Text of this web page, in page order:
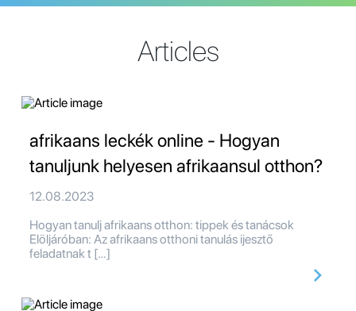
Articles
afrikaans leckék online - Hogyan
tanuljunk helyesen afrikaansul otthon?
12.08.2023
Hogyan tanulj afrikaans otthon: tippek és tanácsok
Elöljáróban: Az afrikaans otthoni tanulás ijesztő
feladatnak t […]